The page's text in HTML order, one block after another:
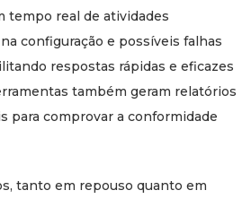
tempo real de atividades
configuração e possíveis falhas
respostas rápidas e eficazes
também geram relatórios
para comprovar a conformidade
tanto em repouso quanto em